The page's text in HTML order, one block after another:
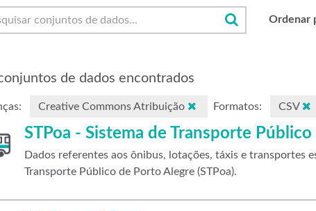
Ordenar
de dados encontrados
Creative Commons Atribuição Formatos: CSV
STPoa - Sistema de Transporte
Dados referentes aos ônibus, lotações, táxis e transportes
Transporte Público de Porto Alegre (STPoa).